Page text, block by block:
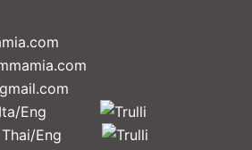
– Ita/Eng
– Thai/Eng